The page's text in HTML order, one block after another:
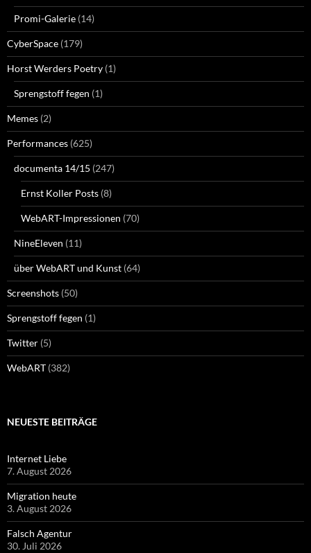
Promi-Galerie (14)
CyberSpace (179)
Horst Werders Poetry (1)
Sprengstoff fegen (1)
Memes (2)
Performances (625)
documenta 14/15 (247)
Ernst Koller Posts (8)
WebART-Impressionen (70)
NineEleven (11)
über WebART und Kunst (64)
Screenshots (50)
Sprengstoff fegen (1)
Twitter (5)
WebART (382)
NEUESTE BEITRÄGE
Internet Liebe
7. August 2026
Migration heute
3. August 2026
Falsch Agentur
30. Juli 2026